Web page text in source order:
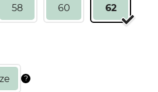
58 60 62